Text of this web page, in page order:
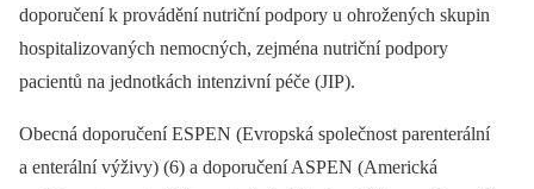
doporučení k provádění nutriční podpory u ohrožených skupin
hospitalizovaných nemocných, zejména nutriční podpory
pacientů na jednotkách intenzivní péče (JIP).
Obecná doporučení ESPEN (Evropská společnost parenterální
a enterální výživy) (6) a doporučení ASPEN (Americká